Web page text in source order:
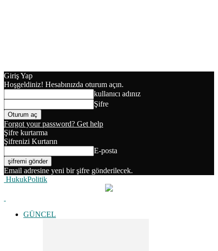
Giriş Yap
Hoşgeldiniz! Hesabınızda oturum açın.
kullanıcı adınız
Şifre
Forgot your password? Get help
Şifre kurtarma
Şifrenizi Kurtarın
E-posta
Email adresine yeni bir şifre gönderilecek.
HukukPolitik
GÜNCEL